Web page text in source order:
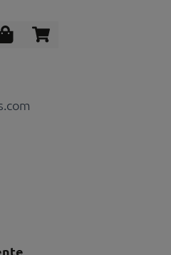
Shopping-
bag
Shopping-
cart